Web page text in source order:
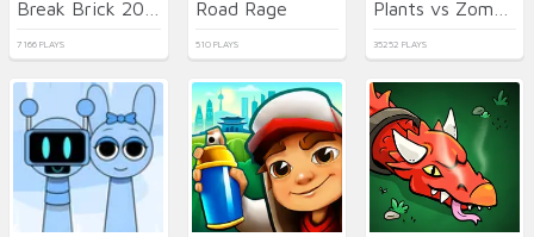
7166 PLAYS
Road Rage
510 PLAYS 35252 PLAYS